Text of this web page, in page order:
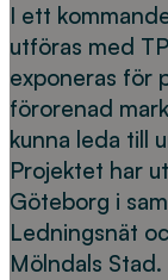
I ett
utföras med
exponeras för
förorenad
kunna leda till
Projektet har
Göteborg i
Ledningsnät
Mölndals Stad.